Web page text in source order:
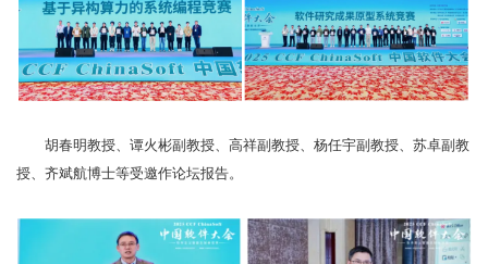
胡春明教授、谭火彬副教授、高祥副教授、杨任宇副教授、苏卓副教
授、齐斌航博士等受邀作论坛报告。